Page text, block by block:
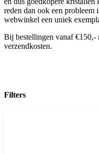
reden dan ook een probleem
webwinkel een uniek
Bij bestellingen vanaf €150,-
verzendkosten.
Filters